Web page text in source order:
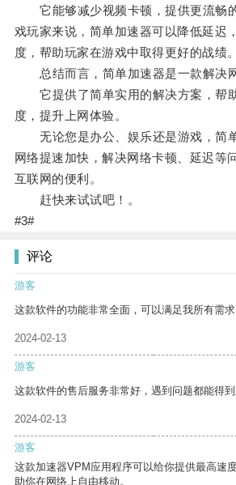
它能够减少视频卡顿，提供更流畅
戏玩家来说，简单加速器可以降低延迟
度，帮助玩家在游戏中取得更好的战绩。
总结而言，简单加速器是一款解决网
它提供了简单实用的解决方案，帮
度，提升上网体验。
无论您是办公、娱乐还是游戏，简
网络提速加快，解决网络卡顿、延迟等
互联网的便利。
赶快来试试吧！。
#3#
评论
游客
这款软件的功能非常全面，可以满足我所有需求
2024-02-13
游客
这款软件的售后服务非常好，遇到问题都能得到
2024-02-13
游客
这款加速器VPM应用程序可以给你提供最高速
助你在网络上自由移动。